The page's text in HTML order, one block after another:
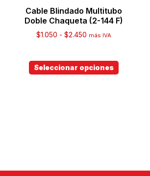
Cable Blindado Multitubo
Doble Chaqueta (2-144 F)
$1.050 - $2.450 más IVA
Seleccionar opciones